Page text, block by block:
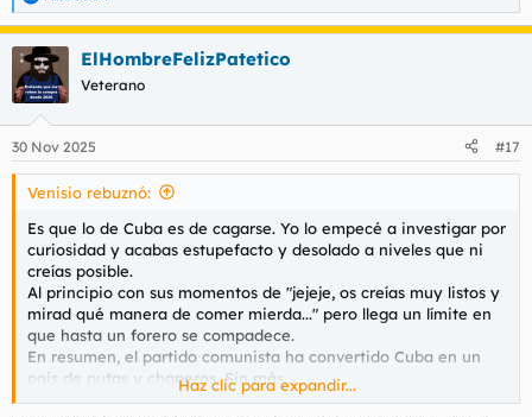
e
a
c
c
i
e
s
ElHombreFelizPatetico
Veterano
30 Nov 2025 #17
Venisio rebuznó:
Es que lo de Cuba es de cagarse. Yo lo empecé a investigar por
curiosidad y acabas estupefacto y desolado a niveles que ni
creías posible.
Al principio con sus momentos de "jejeje, os creías muy listos y
mirad qué manera de comer mierda..." pero llega un límite en
que hasta un forero se compadece.
En resumen, el partido comunista ha convertido Cuba en un
pais de putas y chaperos. Sin más.
Bueno, menos la "élite", cuyo único talento indiscutible es
Haz clic para expandir...